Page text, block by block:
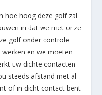
hoe hoog deze golf zal
in dat we met onze
golf onder controle
werken en we moeten
uw dichte contacten
steeds afstand met al
of in dicht contact bent